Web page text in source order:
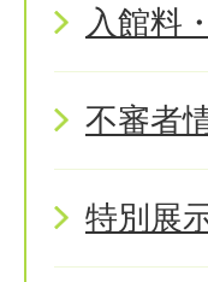
入館料
不審者
特別展